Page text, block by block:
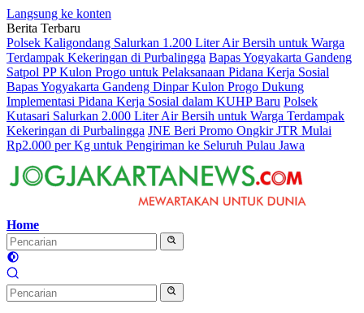
Langsung ke konten
Berita Terbaru
Polsek Kaligondang Salurkan 1.200 Liter Air Bersih untuk Warga
Terdampak Kekeringan di Purbalingga Bapas Yogyakarta Gandeng
Satpol PP Kulon Progo untuk Pelaksanaan Pidana Kerja Sosial
Bapas Yogyakarta Gandeng Dinpar Kulon Progo Dukung
Implementasi Pidana Kerja Sosial dalam KUHP Baru Polsek
Kutasari Salurkan 2.000 Liter Air Bersih untuk Warga Terdampak
Kekeringan di Purbalingga JNE Beri Promo Ongkir JTR Mulai
Rp2.000 per Kg untuk Pengiriman ke Seluruh Pulau Jawa
Home